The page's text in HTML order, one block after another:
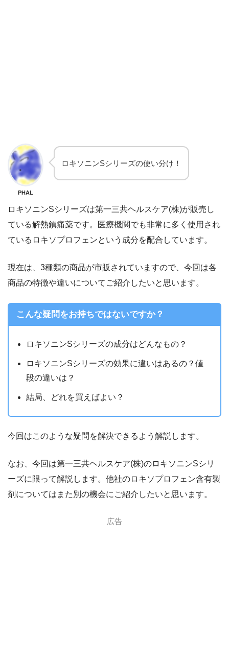
PHAL
ロキソニンSシリーズの使い分け！
ロキソニンSシリーズは第一三共ヘルスケア(株)が販売し
ている解熱鎮痛薬です。医療機関でも非常に多く使用され
ているロキソプロフェンという成分を配合しています。
現在は、3種類の商品が市販されていますので、今回は各
商品の特徴や違いについてご紹介したいと思います。
こんな疑問をお持ちではないですか？
ロキソニンSシリーズの成分はどんなもの？
ロキソニンSシリーズの効果に違いはあるの？値
段の違いは？
結局、どれを買えばよい？
今回はこのような疑問を解決できるよう解説します。
なお、今回は第一三共ヘルスケア(株)のロキソニンSシリ
ーズに限って解説します。他社のロキソプロフェン含有製
剤についてはまた別の機会にご紹介したいと思います。
広告